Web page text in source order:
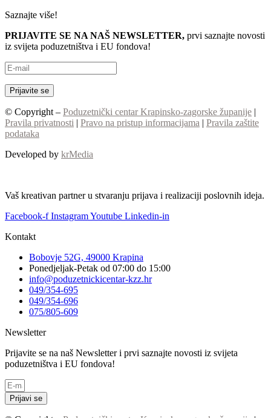
Saznajte više!
PRIJAVITE SE NA NAŠ NEWSLETTER, prvi saznajte novosti
iz svijeta poduzetništva i EU fondova!
© Copyright – Poduzetnički centar Krapinsko-zagorske županije |
Pravila privatnosti | Pravo na pristup informacijama | Pravila zaštite
podataka
Developed by krMedia
Vaš kreativan partner u stvaranju prijava i realizaciji poslovnih ideja.
Facebook-f InstagramYoutube Linkedin-in
Kontakt
Bobovje 52G, 49000 Krapina
Ponedjeljak-Petak od 07:00 do 15:00
info@poduzetnickicentar-kzz.hr
049/354-695
049/354-696
075/805-609
Newsletter
Prijavite se na naš Newsletter i prvi saznajte novosti iz svijeta
poduzetništva i EU fondova!
Prijavi se